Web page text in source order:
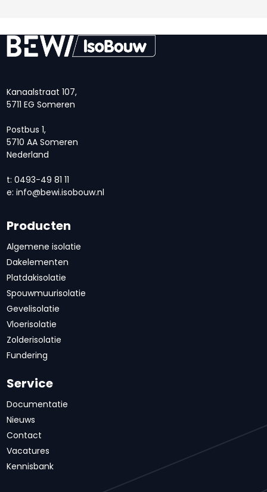
Kanaalstraat 107,
5711 EG Someren
Postbus 1,
5710 AA Someren
Nederland
t: 0493-49 81 11
e: info@bewi.isobouw.nl
Producten
Algemene isolatie
Dakelementen
Platdakisolatie
Spouwmuurisolatie
Gevelisolatie
Vloerisolatie
Zolderisolatie
Fundering
Service
Documentatie
Nieuws
Contact
Vacatures
Kennisbank